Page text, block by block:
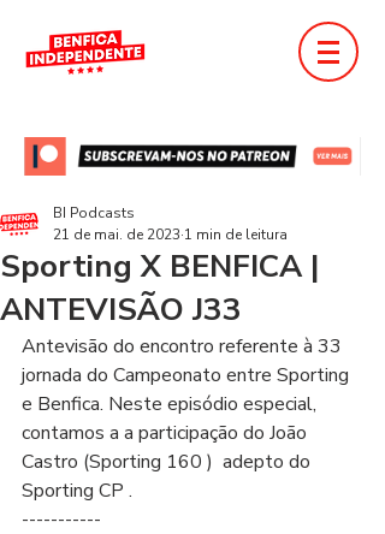
Sporting X BENFICA |
ANTEVISÃO J33
BI Podcasts
21 de mai. de 2023 1 min de leitura
Antevisão do encontro referente à 33
jornada do Campeonato entre Sporting
e Benfica. Neste episódio especial,
contamos a a participação do João
Castro (Sporting 160 )  adepto do
Sporting CP .
-----------